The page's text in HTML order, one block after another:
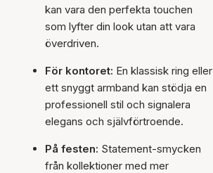
kan vara den perfekta touchen
som lyfter din look utan att vara
överdriven.
För kontoret: En klassisk ring eller
ett snyggt armband kan stödja en
professionell stil och signalera
elegans och självförtroende.
På festen: Statement-smycken
från kollektioner med mer